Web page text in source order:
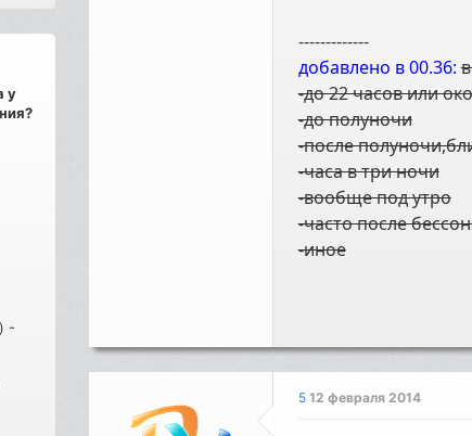
у
-
-------------
добавлено в 00.36:
-до 22 часов или
-до полуночи
-после
-часа в три ночи
-вообще под утро
-часто после
-иное
5 12 февраля 2014